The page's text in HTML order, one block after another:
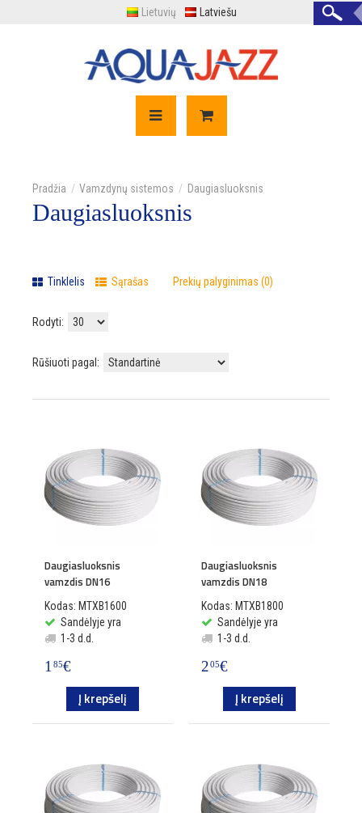
Lietuvių Latviešu
Vamzdynų sistemos Daugiasluoksnis
Daugiasluoksnis
Tinklelis Sąrašas Prekių palyginimas (0)
Rodyti:
Rūšiuoti pagal:
Daugiasluoksnis
vamzdis DN16
Kodas: MTXB1600
Sandėlyje yra
1-3 d.d.
185€
Į krepšelį
Daugiasluoksnis
vamzdis DN18
Kodas: MTXB1800
Sandėlyje yra
1-3 d.d.
205€
Į krepšelį